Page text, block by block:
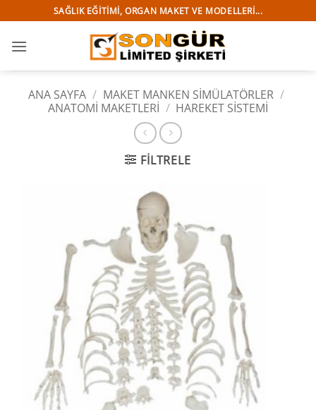
atla
SAĞLIK EĞITIMI, ORGAN MAKET VE MODELLERI...
ANA SAYFA / MAKET MANKEN SİMÜLATÖRLER /
ANATOMİ MAKETLERİ / HAREKET SISTEMI
FILTRELE